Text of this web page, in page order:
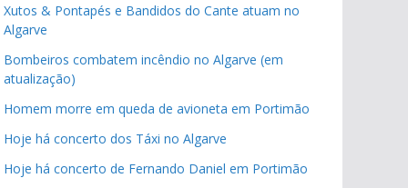
Xutos & Pontapés e Bandidos do Cante atuam no
Algarve
Bombeiros combatem incêndio no Algarve (em
atualização)
Homem morre em queda de avioneta em Portimão
Hoje há concerto dos Táxi no Algarve
Hoje há concerto de Fernando Daniel em Portimão